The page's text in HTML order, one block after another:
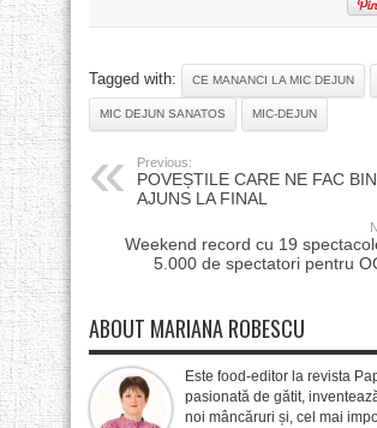
Tagged with: CE MANANCI LA MIC DEJUN
MIC DEJUN SANATOS MIC-DEJUN
Previous:
POVEȘTILE CARE NE FAC
AJUNS LA FINAL
Weekend record cu 19
5.000 de spectatori pentru
ABOUT MARIANA ROBESCU
Este food-editor la revista
pasionată de gătit,
noi mâncăruri și, cel mai